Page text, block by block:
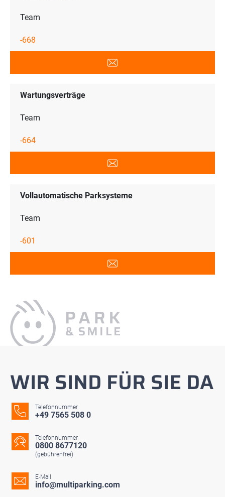
Team
-668
Wartungsverträge
Team
-664
Vollautomatische Parksysteme
Team
-601
WIR SIND FÜR SIE DA
Telefonnummer
+49 7565 508 0
Telefonnummer
0800 8677120
(gebührenfrei)
E-Mail
info@multiparking.com